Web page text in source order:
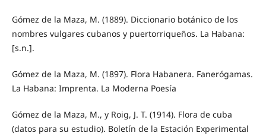
Gómez de la Maza, M. (1889). Diccionario botánico de los
nombres vulgares cubanos y puertorriqueños. La Habana:
[s.n.].
Gómez de la Maza, M. (1897). Flora Habanera. Fanerógamas.
La Habana: Imprenta. La Moderna Poesía
Gómez de la Maza, M., y Roig, J. T. (1914). Flora de cuba
(datos para su estudio). Boletín de la Estación Experimental